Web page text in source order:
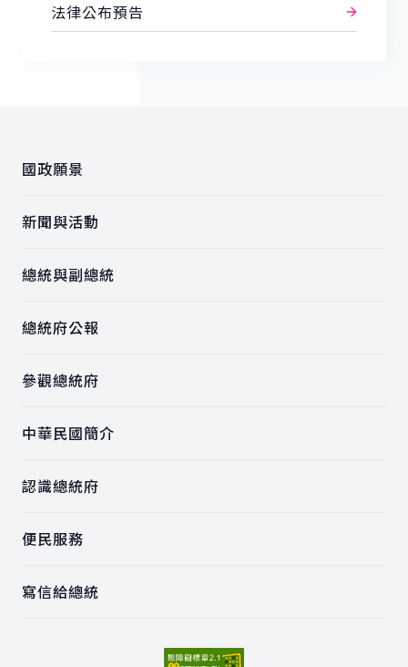
法律公布預告
國政願景
新聞與活動
總統與副總統
總統府公報
參觀總統府
中華民國簡介
認識總統府
便民服務
寫信給總統